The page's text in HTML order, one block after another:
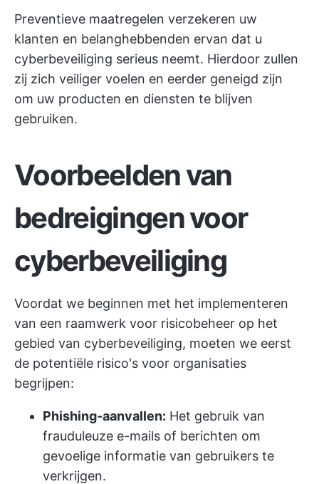
Preventieve maatregelen verzekeren uw
klanten en belanghebbenden ervan dat u
cyberbeveiliging serieus neemt. Hierdoor zullen
zij zich veiliger voelen en eerder geneigd zijn
om uw producten en diensten te blijven
gebruiken.
Voorbeelden van
bedreigingen voor
cyberbeveiliging
Voordat we beginnen met het implementeren
van een raamwerk voor risicobeheer op het
gebied van cyberbeveiliging, moeten we eerst
de potentiële risico's voor organisaties
begrijpen:
Phishing-aanvallen: Het gebruik van
frauduleuze e-mails of berichten om
gevoelige informatie van gebruikers te
verkrijgen.